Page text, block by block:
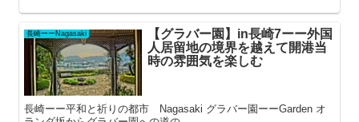
長崎ーーNagasaki
【グラバー園】in長崎7ーー外国
人居留地の境界を越えて開港当
時の雰囲気を楽しむ
長崎ーー平和と祈りの都市 Nagasaki グラバー園ーーGarden オ